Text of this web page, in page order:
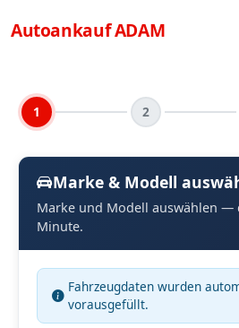
AutoankaufADAM
1 2
Marke & Modell
Marke und Modell auswählen —
Minute.
Fahrzeugdaten wurden
vorausgefüllt.